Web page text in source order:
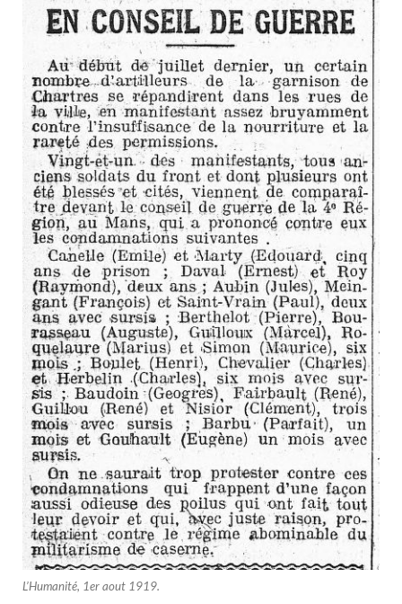
L’Humanité, 1er aout 1919.